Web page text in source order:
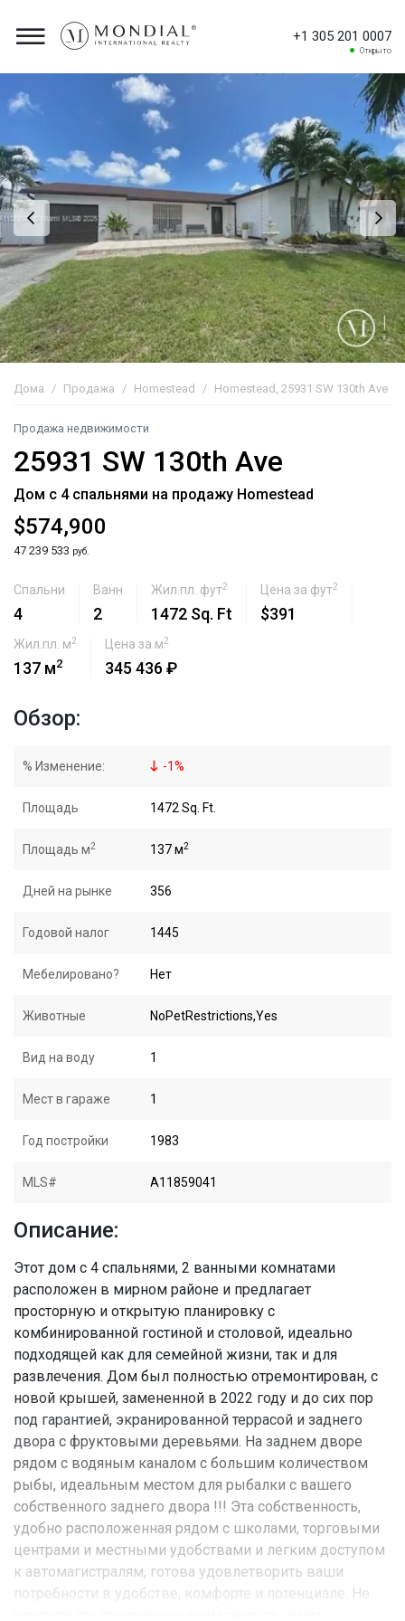
+1 305 201 0007
Открыто
Дома Продажа Homestead Homestead, 25931 SW 130th Ave
Продажа недвижимости
25931 SW 130th Ave
Дом с 4 спальнями на продажу Homestead
$574,900
47 239 533 руб.
Спальни
4
Ванн
2
Жил.пл. фут2
1472 Sq. Ft
Цена за фут2
$391
Жил.пл. м2
137 м2
Цена за м2
345 436 ₽
Обзор:
% Изменение: -1%
Площадь 1472 Sq. Ft.
Площадь м2 137 м2
Дней на рынке 356
Годовой налог 1445
Мебелировано? Нет
Животные NoPetRestrictions,Yes
Вид на воду 1
Мест в гараже 1
Год постройки 1983
MLS# A11859041
Описание:
Этот дом с 4 спальнями, 2 ванными комнатами
расположен в мирном районе и предлагает
просторную и открытую планировку с
комбинированной гостиной и столовой, идеально
подходящей как для семейной жизни, так и для
развлечения. Дом был полностью отремонтирован, с
новой крышей, замененной в 2022 году и до сих пор
под гарантией, экранированной террасой и заднего
двора с фруктовыми деревьями. На заднем дворе
рядом с водяным каналом с большим количеством
рыбы, идеальным местом для рыбалки с вашего
собственного заднего двора !!! Эта собственность,
удобно расположенная рядом с школами, торговыми
центрами и местными удобствами и легким доступом
к автомагистралям, готова удовлетворить ваши
потребности в удобстве, комфорте и потенциале. Не